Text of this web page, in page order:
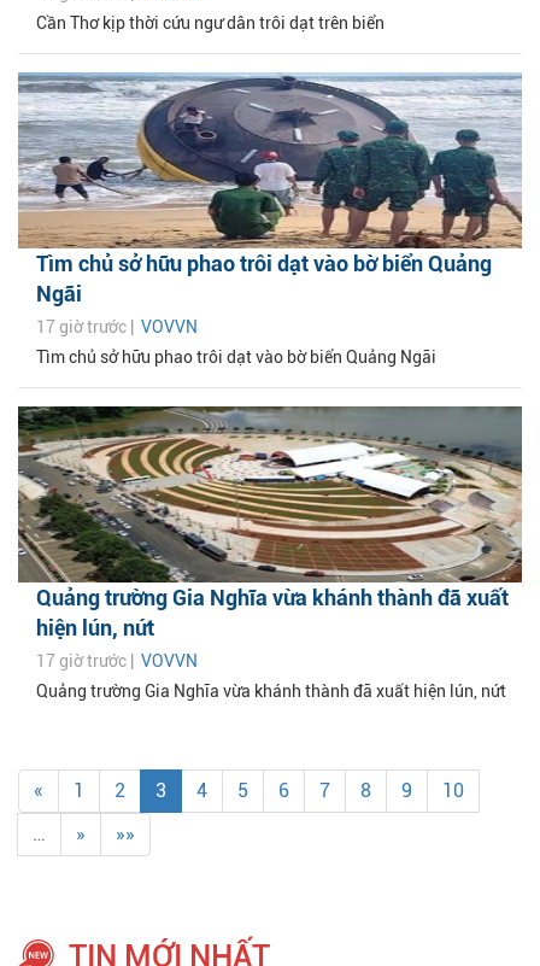
Cần Thơ kịp thời cứu ngư dân trôi dạt trên biển
Tìm chủ sở hữu phao trôi dạt vào bờ biển Quảng
Ngãi
17 giờ trước | VOVVN
Tìm chủ sở hữu phao trôi dạt vào bờ biển Quảng Ngãi
Quảng trường Gia Nghĩa vừa khánh thành đã xuất
hiện lún, nứt
17 giờ trước | VOVVN
Quảng trường Gia Nghĩa vừa khánh thành đã xuất hiện lún, nứt
« 1 2 3 4 5 6 7 8 9
10
…
» »»
TIN MỚI NHẤT